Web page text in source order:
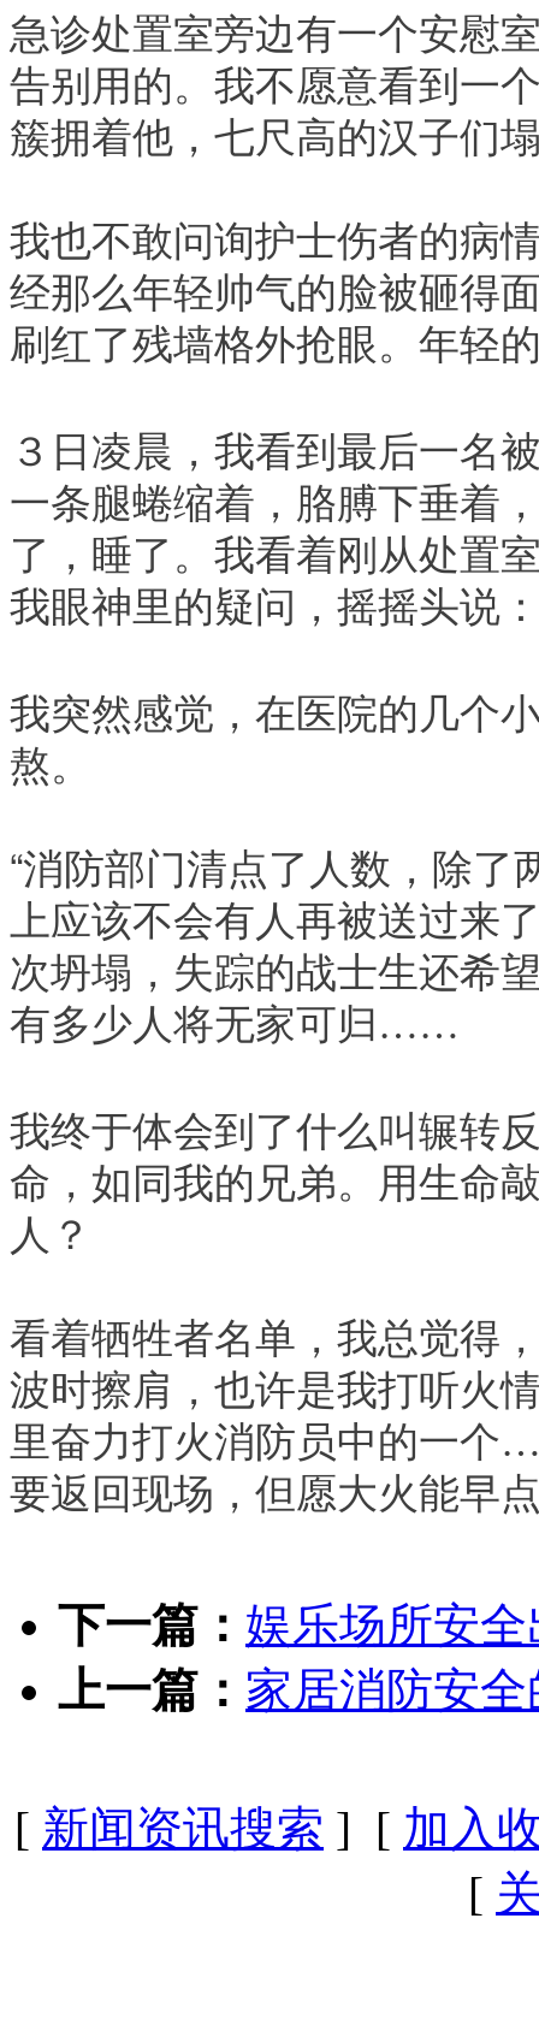
急诊处置室旁边有一个安慰
告别用的。我不愿意看到一
簇拥着他，七尺高的汉子们
我也不敢问询护士伤者的病
经那么年轻帅气的脸被砸得
刷红了残墙格外抢眼。年轻
３日凌晨，我看到最后一名
一条腿蜷缩着，胳膊下垂着
了，睡了。我看着刚从处置
我眼神里的疑问，摇摇头说
我突然感觉，在医院的几个
熬。
“消防部门清点了人数，除了
上应该不会有人再被送过来
次坍塌，失踪的战士生还希
有多少人将无家可归……
我终于体会到了什么叫辗转
命，如同我的兄弟。用生命
人？
看着牺牲者名单，我总觉得
波时擦肩，也许是我打听火
里奋力打火消防员中的一个
要返回现场，但愿大火能早
下一篇： 娱乐场所安
上一篇： 家居消防安
[ 新闻资讯搜索 ] [ 加入
[